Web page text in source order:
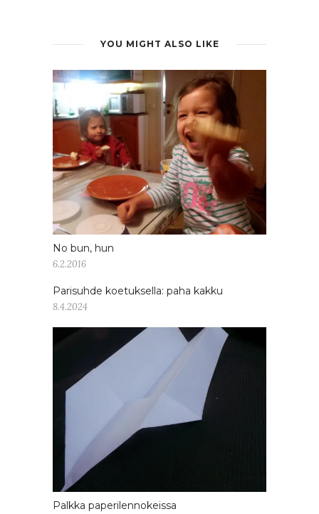
YOU MIGHT ALSO LIKE
No bun, hun
6.2.2016
Parisuhde koetuksella: paha kakku
8.4.2024
Palkka paperilennokeissa